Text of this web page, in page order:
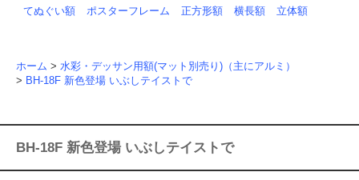
てぬぐい額
ポスターフレーム 正方形額 横長額 立体額
ホーム > 水彩・デッサン用額(マット別売り)（主にアルミ）
> BH-18F 新色登場 いぶしテイストで
BH-18F 新色登場 いぶしテイストで